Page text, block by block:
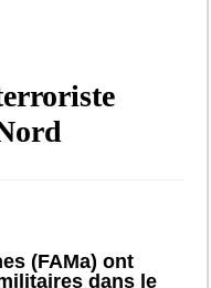
(FAMa) ont
dans le